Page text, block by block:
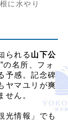
に水やり
られる 山下公
の名所、フォ
予感。記念碑
ヤマユリが爽
せん。
光情報」でも